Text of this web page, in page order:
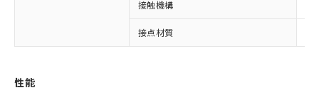
接触機構
接点材質
性能